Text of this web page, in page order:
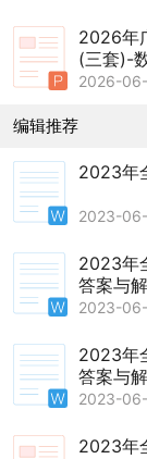
2026年
(三套)-
2026-
编辑推荐
2023年
2023-
2023年
答案与
2023-
2023年
答案与
2023-
2023年